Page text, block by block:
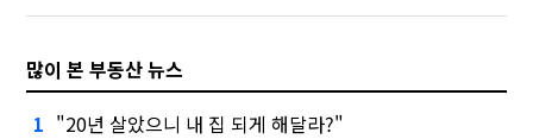
많이 본 부동산 뉴스
1 "20년 살았으니 내 집 되게 해달라?"